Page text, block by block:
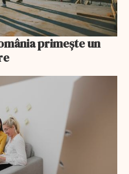
primește un